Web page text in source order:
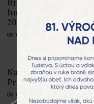
Bratislavské Vajnory
hudbou, začal sa
2026
08. 08. 2026 | 1 komentár
Na Hore Zvir sa
Presvätej
08. 08. 2026 |